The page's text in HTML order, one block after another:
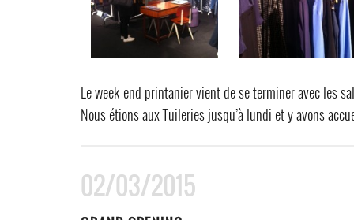
Le week-end printanier vient de se terminer avec les
Nous étions aux Tuileries jusqu’à lundi et y avons
02/03/2015